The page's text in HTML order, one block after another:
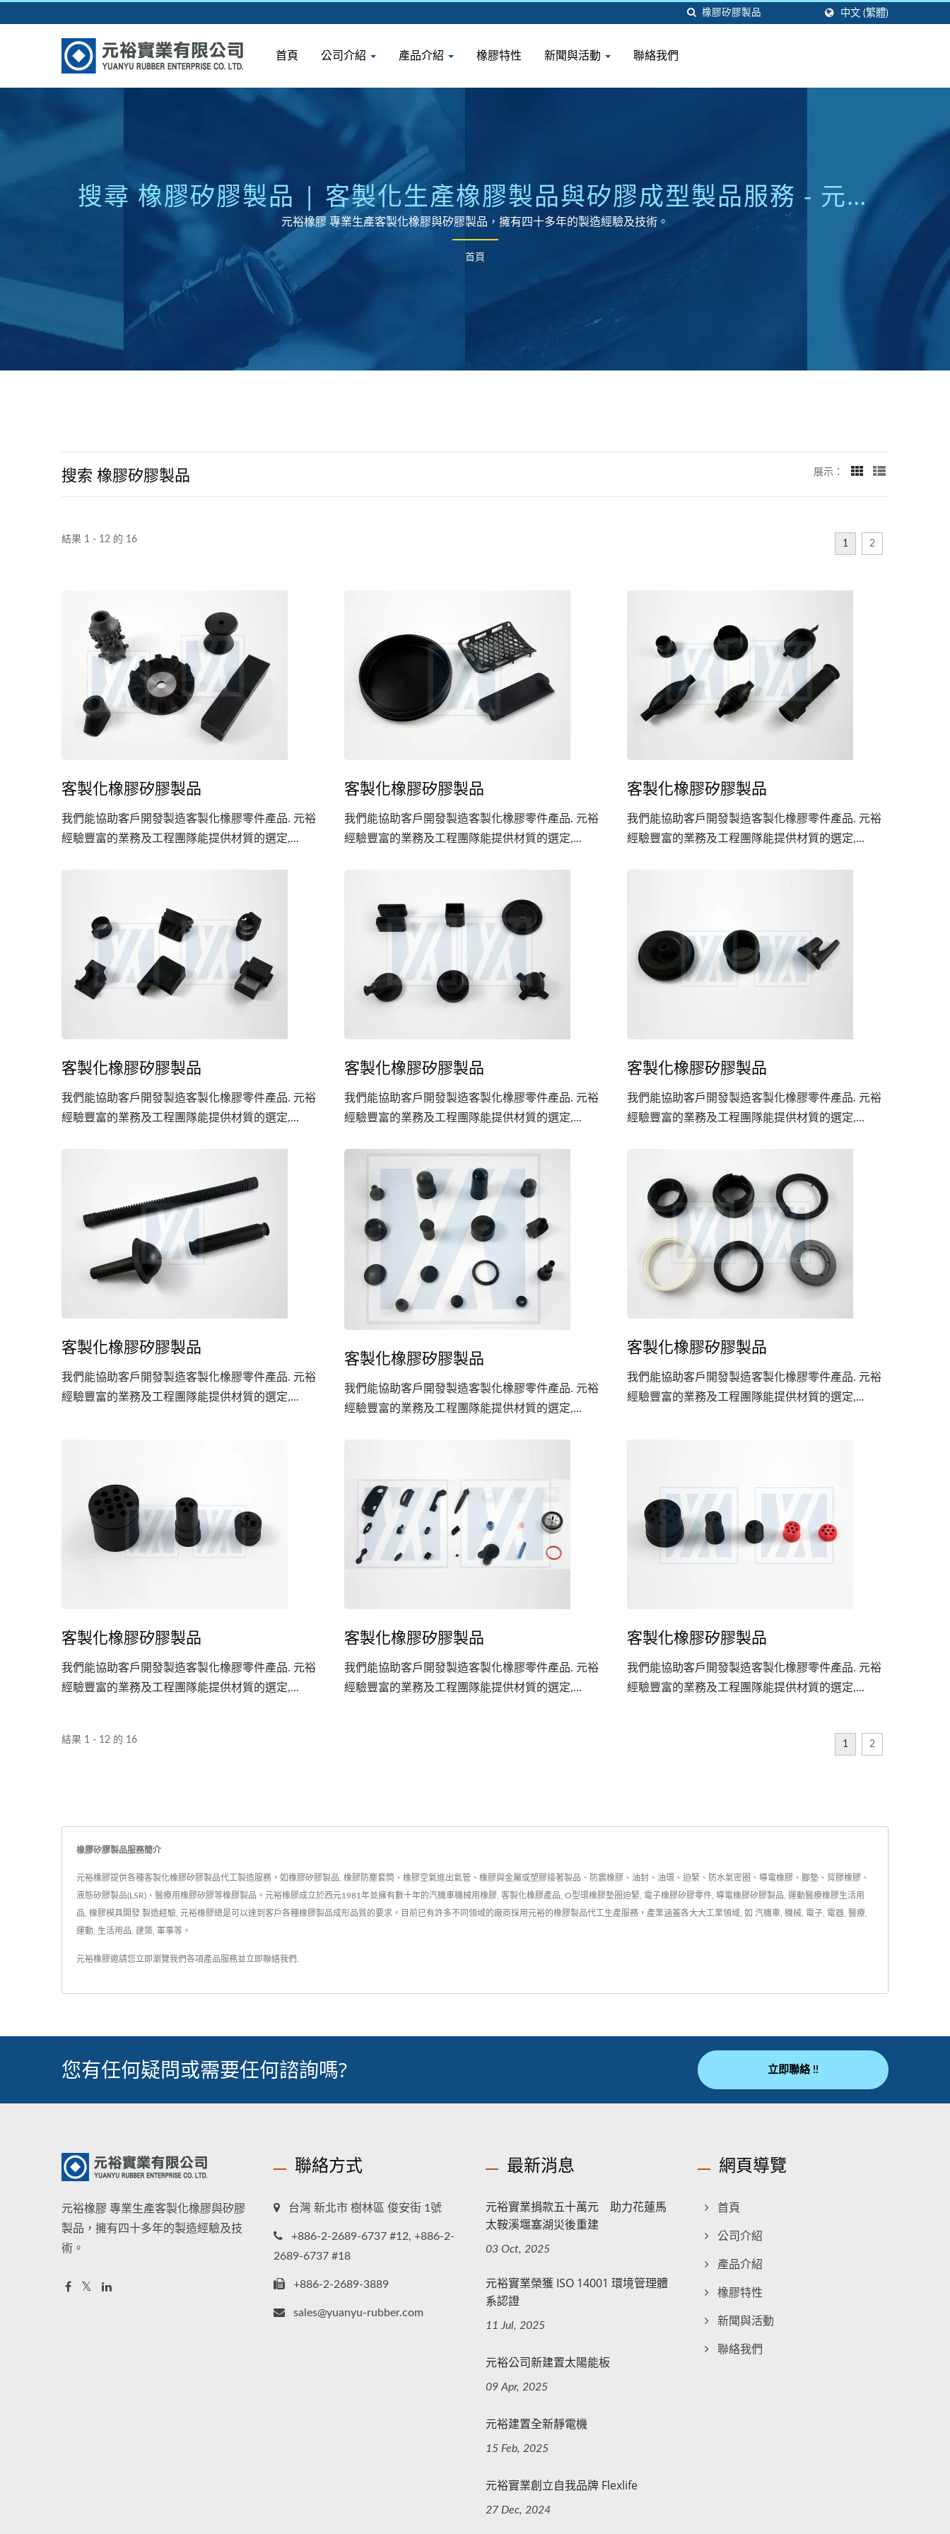
中文 (繁體)
首頁 公司介紹 產品介紹 橡膠特性 新聞與活動 聯絡我們
搜尋 橡膠矽膠製品 | 客製化生產橡膠製品與矽膠成型製品服務 - 元裕
橡膠實業有限公司
元裕橡膠 專業生產客製化橡膠與矽膠製品，擁有四十多年的製造經驗及技術。
首頁
搜索 橡膠矽膠製品 展示：
結果 1 - 12 的 16 1 2
客製化橡膠矽膠製品
我們能協助客戶開發製造客製化橡膠零件產品. 元裕
經驗豐富的業務及工程團隊能提供材質的選定,...
客製化橡膠矽膠製品
我們能協助客戶開發製造客製化橡膠零件產品. 元裕
經驗豐富的業務及工程團隊能提供材質的選定,...
客製化橡膠矽膠製品
我們能協助客戶開發製造客製化橡膠零件產品. 元裕
經驗豐富的業務及工程團隊能提供材質的選定,...
客製化橡膠矽膠製品
我們能協助客戶開發製造客製化橡膠零件產品. 元裕
經驗豐富的業務及工程團隊能提供材質的選定,...
客製化橡膠矽膠製品
我們能協助客戶開發製造客製化橡膠零件產品. 元裕
經驗豐富的業務及工程團隊能提供材質的選定,...
客製化橡膠矽膠製品
我們能協助客戶開發製造客製化橡膠零件產品. 元裕
經驗豐富的業務及工程團隊能提供材質的選定,...
客製化橡膠矽膠製品
我們能協助客戶開發製造客製化橡膠零件產品. 元裕
經驗豐富的業務及工程團隊能提供材質的選定,...
客製化橡膠矽膠製品
我們能協助客戶開發製造客製化橡膠零件產品. 元裕
經驗豐富的業務及工程團隊能提供材質的選定,...
客製化橡膠矽膠製品
我們能協助客戶開發製造客製化橡膠零件產品. 元裕
經驗豐富的業務及工程團隊能提供材質的選定,...
客製化橡膠矽膠製品
我們能協助客戶開發製造客製化橡膠零件產品. 元裕
經驗豐富的業務及工程團隊能提供材質的選定,...
客製化橡膠矽膠製品
我們能協助客戶開發製造客製化橡膠零件產品. 元裕
經驗豐富的業務及工程團隊能提供材質的選定,...
客製化橡膠矽膠製品
我們能協助客戶開發製造客製化橡膠零件產品. 元裕
經驗豐富的業務及工程團隊能提供材質的選定,...
結果 1 - 12 的 16 1 2
橡膠矽膠製品服務簡介
元裕橡膠提供各種客製化橡膠矽膠製品代工製造服務，如橡膠矽膠製品, 橡膠防塵套筒、橡膠空氣進出氣管、橡膠與金屬或塑膠接著製品、防震橡膠、油封、油環、迫緊、防水氣密圈、導電橡膠、腳墊、背膠橡膠、
液態矽膠製品(LSR)、醫療用橡膠矽膠等橡膠製品。元裕橡膠成立於西元1981年並擁有數十年的汽機車機械用橡膠, 客製化橡膠產品, O型環橡膠墊圈迫緊, 電子橡膠矽膠零件, 導電橡膠矽膠製品, 運動醫療橡膠生活用
品, 橡膠模具開發.製造經驗, 元裕橡膠總是可以達到客戶各種橡膠製品成形品質的要求，目前已有許多不同領域的廠商採用元裕的橡膠製品代工生產服務，產業涵蓋各大大工業領域, 如 汽機車, 機械, 電子, 電器, 醫療,
運動, 生活用品, 建築, 軍事等。
元裕橡膠邀請您立即瀏覽我們各項產品服務並立即聯絡我們
您有任何疑問或需要任何諮詢嗎? 立即聯絡 !!
元裕橡膠 專業生產客製化橡膠與矽膠
製品，擁有四十多年的製造經驗及技
術。
聯絡方式
台灣 新北市 樹林區 俊安街 1號
+886-2-2689-6737 #12, +886-2-
2689-6737 #18
+886-2-2689-3889
sales@yuanyu-rubber.com
最新消息
元裕實業捐款五十萬元 助力花蓮馬
太鞍溪堰塞湖災後重建
03 Oct, 2025
元裕實業榮獲 ISO 14001 環境管理體
系認證
11 Jul, 2025
元裕公司新建置太陽能板
09 Apr, 2025
元裕建置全新靜電機
15 Feb, 2025
元裕實業創立自我品牌 Flexlife
27 Dec, 2024
網頁導覽
首頁
公司介紹
產品介紹
橡膠特性
新聞與活動
聯絡我們